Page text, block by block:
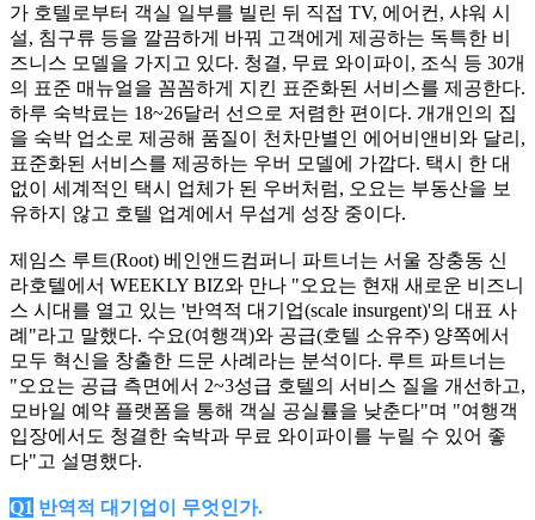
가 호텔로부터 객실 일부를 빌린 뒤 직접 TV, 에어컨, 샤워 시
설, 침구류 등을 깔끔하게 바꿔 고객에게 제공하는 독특한 비
즈니스 모델을 가지고 있다. 청결, 무료 와이파이, 조식 등 30개
의 표준 매뉴얼을 꼼꼼하게 지킨 표준화된 서비스를 제공한다.
하루 숙박료는 18~26달러 선으로 저렴한 편이다. 개개인의 집
을 숙박 업소로 제공해 품질이 천차만별인 에어비앤비와 달리,
표준화된 서비스를 제공하는 우버 모델에 가깝다. 택시 한 대
없이 세계적인 택시 업체가 된 우버처럼, 오요는 부동산을 보
유하지 않고 호텔 업계에서 무섭게 성장 중이다.
제임스 루트(Root) 베인앤드컴퍼니 파트너는 서울 장충동 신
라호텔에서 WEEKLY BIZ와 만나 "오요는 현재 새로운 비즈니
스 시대를 열고 있는 '반역적 대기업(scale insurgent)'의 대표 사
례"라고 말했다. 수요(여행객)와 공급(호텔 소유주) 양쪽에서
모두 혁신을 창출한 드문 사례라는 분석이다. 루트 파트너는
"오요는 공급 측면에서 2~3성급 호텔의 서비스 질을 개선하고,
모바일 예약 플랫폼을 통해 객실 공실률을 낮춘다"며 "여행객
입장에서도 청결한 숙박과 무료 와이파이를 누릴 수 있어 좋
다"고 설명했다.
Q1 반역적 대기업이 무엇인가.